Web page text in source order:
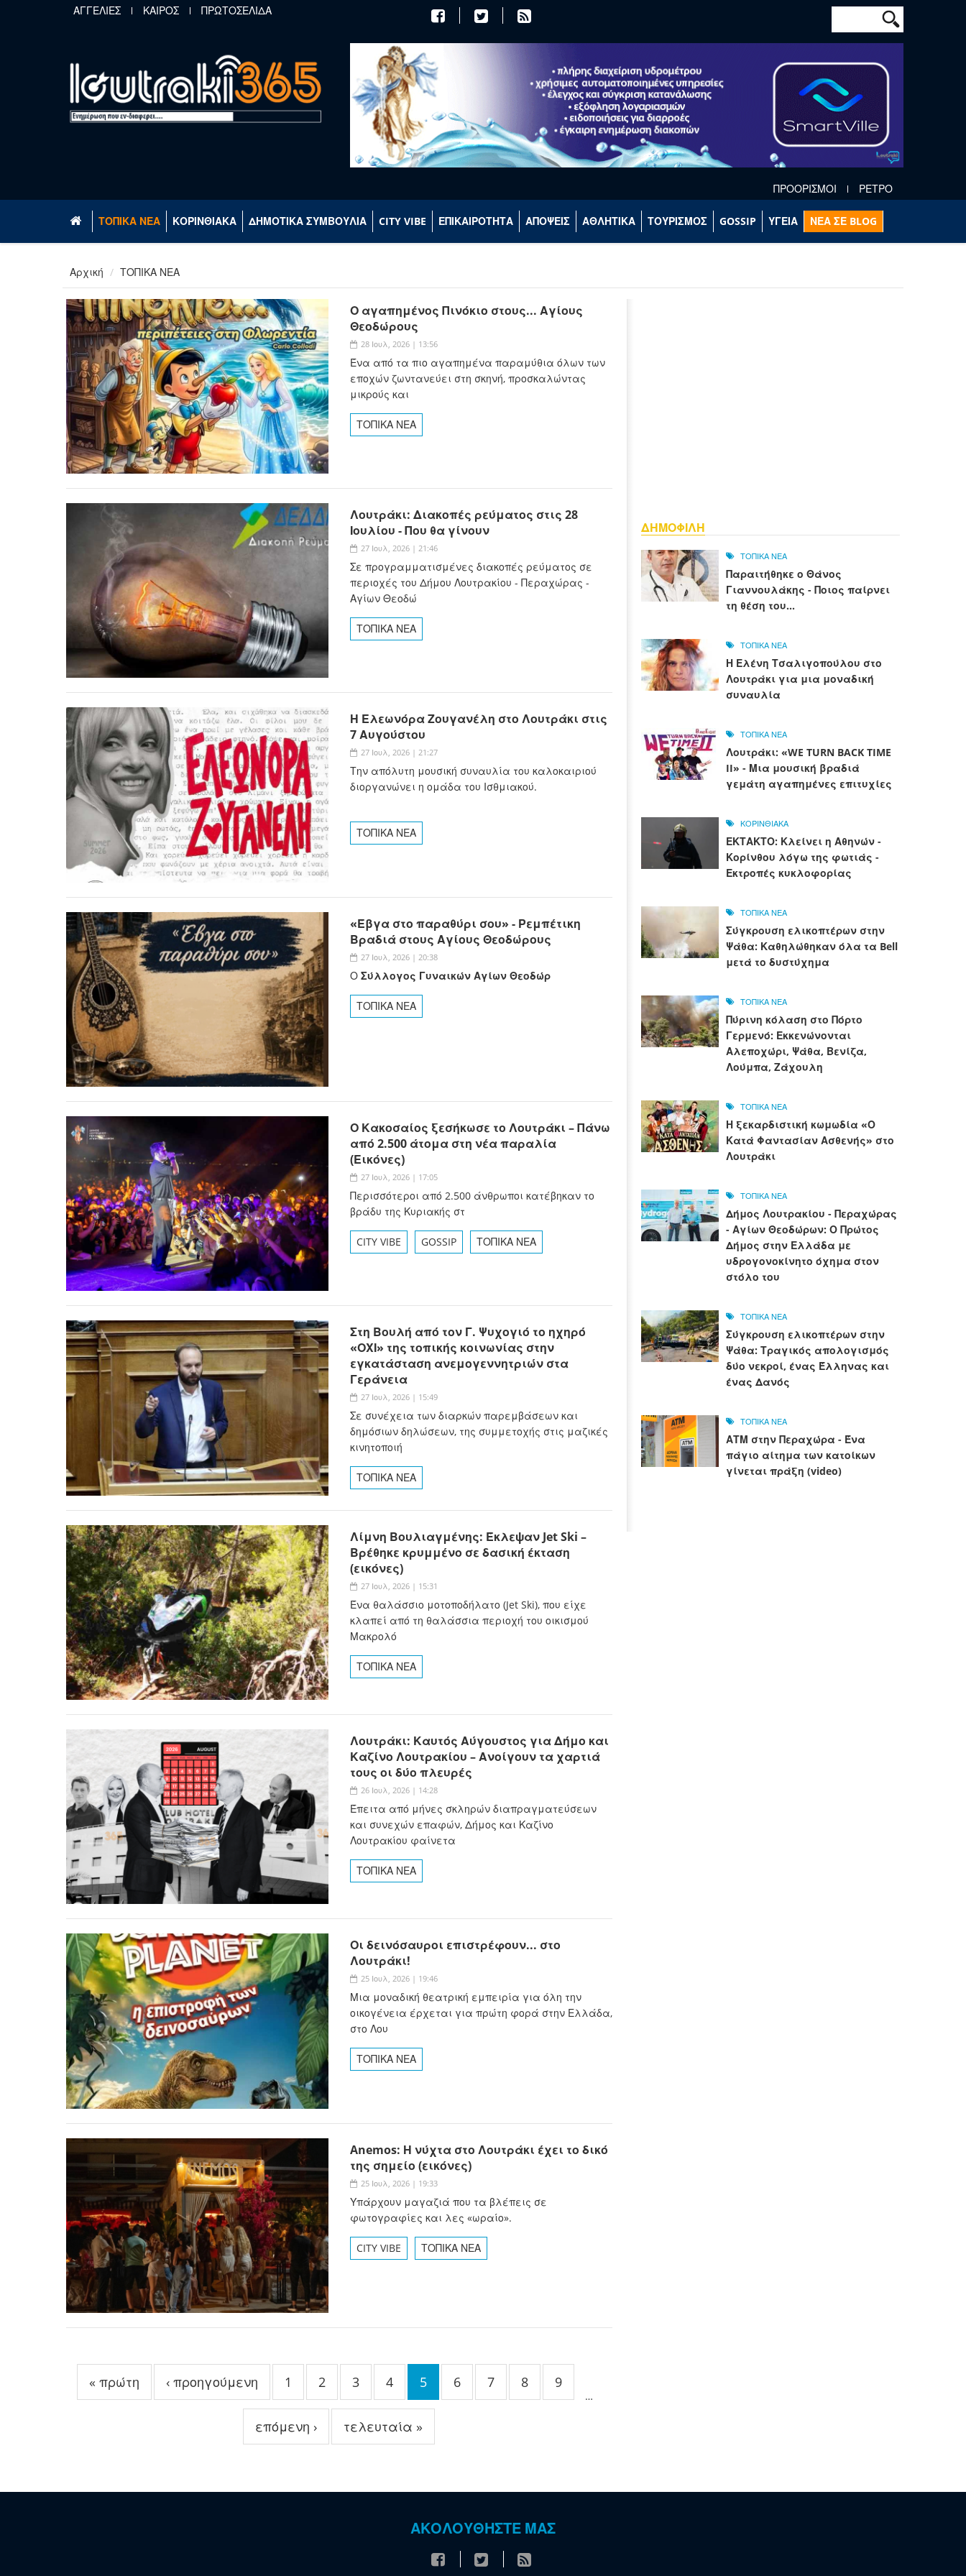
Παράκαμψη προς το κυρίως περιεχόμενο
ΑΓΓΕΛΙΕΣ ΚΑΙΡΟΣ ΠΡΩΤΟΣΕΛΙΔΑ Φόρμα
Αναζήτηση
ΠΡΟΟΡΙΣΜΟΙ ΡΕΤΡΟ
ΤΟΠΙΚΑ ΝΕΑ ΚΟΡΙΝΘΙΑΚΑ ΔΗΜΟΤΙΚΑ ΣΥΜΒΟΥΛΙΑ CITY VIBE ΕΠΙΚΑΙΡΟΤΗΤΑ ΑΠΟΨΕΙΣ ΑΘΛΗΤΙΚΑ ΤΟΥΡΙΣΜΟΣ GOSSIP ΥΓΕΙΑ ΝΕΑ ΣΕ BLOG
Αρχική ΤΟΠΙΚΑ ΝΕΑ
Ο αγαπημένος Πινόκιο στους... Αγίους
Θεοδώρους
28 Ιουλ, 2026 | 13:56
Ένα από τα πιο αγαπημένα παραμύθια όλων των
εποχών ζωντανεύει στη σκηνή, προσκαλώντας
μικρούς και
ΤΟΠΙΚΑ ΝΕΑ
Λουτράκι: Διακοπές ρεύματος στις 28
Ιουλίου - Που θα γίνουν
27 Ιουλ, 2026 | 21:46
Σε προγραμματισμένες διακοπές ρεύματος σε
περιοχές του Δήμου Λουτρακίου - Περαχώρας -
Αγίων Θεοδώ
ΤΟΠΙΚΑ ΝΕΑ
Η Ελεωνόρα Ζουγανέλη στο Λουτράκι στις
7 Αυγούστου
27 Ιουλ, 2026 | 21:27
Την απόλυτη μουσική συναυλία του καλοκαιριού
διοργανώνει η ομάδα του Ισθμιακού.
ΤΟΠΙΚΑ ΝΕΑ
«Έβγα στο παραθύρι σου» - Ρεμπέτικη
Βραδιά στους Αγίους Θεοδώρους
27 Ιουλ, 2026 | 20:38
Ο Σύλλογος Γυναικών Αγίων Θεοδώρ
ΤΟΠΙΚΑ ΝΕΑ
Ο Κακοσαίος ξεσήκωσε το Λουτράκι – Πάνω
από 2.500 άτομα στη νέα παραλία
(Εικόνες)
27 Ιουλ, 2026 | 17:05
Περισσότεροι από 2.500 άνθρωποι κατέβηκαν το
βράδυ της Κυριακής στ
CITY VIBE GOSSIP ΤΟΠΙΚΑ ΝΕΑ
Στη Βουλή από τον Γ. Ψυχογιό το ηχηρό
«ΟΧΙ» της τοπικής κοινωνίας στην
εγκατάσταση ανεμογεννητριών στα
Γεράνεια
27 Ιουλ, 2026 | 15:49
Σε συνέχεια των διαρκών παρεμβάσεων και
δημόσιων δηλώσεων, της συμμετοχής στις μαζικές
κινητοποιή
ΤΟΠΙΚΑ ΝΕΑ
Λίμνη Βουλιαγμένης: Έκλεψαν Jet Ski –
Βρέθηκε κρυμμένο σε δασική έκταση
(εικόνες)
27 Ιουλ, 2026 | 15:31
Ένα θαλάσσιο μοτοποδήλατο (Jet Ski), που είχε
κλαπεί από τη θαλάσσια περιοχή του οικισμού
Μακρολό
ΤΟΠΙΚΑ ΝΕΑ
Λουτράκι: Καυτός Αύγουστος για Δήμο και
Καζίνο Λουτρακίου – Ανοίγουν τα χαρτιά
τους οι δύο πλευρές
26 Ιουλ, 2026 | 14:28
Έπειτα από μήνες σκληρών διαπραγματεύσεων
και συνεχών επαφών, Δήμος και Καζίνο
Λουτρακίου φαίνετα
ΤΟΠΙΚΑ ΝΕΑ
Οι δεινόσαυροι επιστρέφουν... στο
Λουτράκι!
25 Ιουλ, 2026 | 19:46
Μια μοναδική θεατρική εμπειρία για όλη την
οικογένεια έρχεται για πρώτη φορά στην Ελλάδα,
στο Λου
ΤΟΠΙΚΑ ΝΕΑ
Anemos: Η νύχτα στο Λουτράκι έχει το δικό
της σημείο (εικόνες)
25 Ιουλ, 2026 | 19:33
Υπάρχουν μαγαζιά που τα βλέπεις σε
φωτογραφίες και λες «ωραίο».
CITY VIBE ΤΟΠΙΚΑ ΝΕΑ
« πρώτη ‹ προηγούμενη 1 2 3 4 5 6 7 8 9
…
επόμενη › τελευταία »
ΔΗΜΟΦΙΛΗ
ΤΟΠΙΚΑ ΝΕΑ
Παραιτήθηκε ο Θάνος
Γιαννουλάκης - Ποιος παίρνει
τη θέση του...
ΤΟΠΙΚΑ ΝΕΑ
Η Ελένη Τσαλιγοπούλου στο
Λουτράκι για μια μοναδική
συναυλία
ΤΟΠΙΚΑ ΝΕΑ
Λουτράκι: «WE TURN BACK TIME
II» - Μια μουσική βραδιά
γεμάτη αγαπημένες επιτυχίες
ΚΟΡΙΝΘΙΑΚΑ
ΕΚΤΑΚΤΟ: Κλείνει η Αθηνών -
Κορίνθου λόγω της φωτιάς -
Εκτροπές κυκλοφορίας
ΤΟΠΙΚΑ ΝΕΑ
Σύγκρουση ελικοπτέρων στην
Ψάθα: Καθηλώθηκαν όλα τα Bell
μετά το δυστύχημα
ΤΟΠΙΚΑ ΝΕΑ
Πύρινη κόλαση στο Πόρτο
Γερμενό: Εκκενώνονται
Αλεποχώρι, Ψάθα, Βενίζα,
Λούμπα, Ζάχουλη
ΤΟΠΙΚΑ ΝΕΑ
Η ξεκαρδιστική κωμωδία «Ο
Κατά Φαντασίαν Ασθενής» στο
Λουτράκι
ΤΟΠΙΚΑ ΝΕΑ
Δήμος Λουτρακίου - Περαχώρας
- Αγίων Θεοδώρων: Ο Πρώτος
Δήμος στην Ελλάδα με
υδρογονοκίνητο όχημα στον
στόλο του
ΤΟΠΙΚΑ ΝΕΑ
Σύγκρουση ελικοπτέρων στην
Ψάθα: Τραγικός απολογισμός
δύο νεκροί, ένας Έλληνας και
ένας Δανός
ΤΟΠΙΚΑ ΝΕΑ
ΑΤΜ στην Περαχώρα - Ένα
πάγιο αίτημα των κατοίκων
γίνεται πράξη (video)
ΑΚΟΛΟΥΘΗΣΤΕ ΜΑΣ